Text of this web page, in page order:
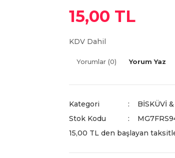
15,00 TL
KDV Dahil
Yorumlar (0) Yorum Yaz
Kategori
BİSKÜVİ
Stok Kodu
15,00 TL den başlayan